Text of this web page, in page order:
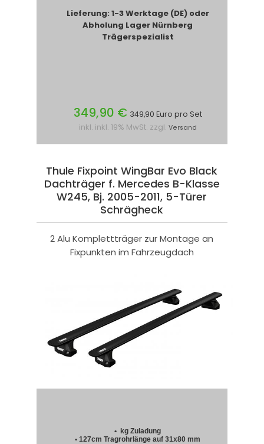
Lieferung: 1-3 Werktage (DE) oder
Abholung Lager Nürnberg
Trägerspezialist
349,90 € 349,90 Euro pro Set
inkl. inkl. 19% MwSt. zzgl. Versand
Thule Fixpoint WingBar Evo Black
Dachträger f. Mercedes B-Klasse
W245, Bj. 2005-2011, 5-Türer
Schrägheck
2 Alu Komplettträger zur Montage an
Fixpunkten im Fahrzeugdach
• kg Zuladung
• 127cm Tragrohrlänge auf 31x80 mm